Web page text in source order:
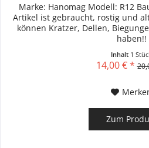
Marke: Hanomag Modell: R12
Artikel ist gebraucht, rostig und
können Kratzer, Dellen,
haben!!
Inhalt 1
14,00 € *
Zum